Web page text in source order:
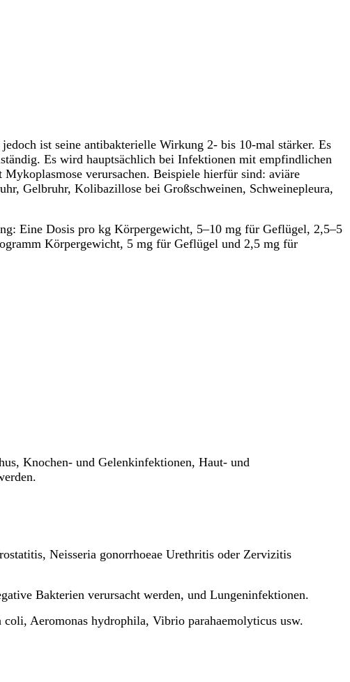
ist seine antibakterielle Wirkung 2- bis 10-mal stärker. Es
Es wird hauptsächlich bei Infektionen mit empfindlichen
verursachen. Beispiele hierfür sind: aviäre
Gelbruhr, Kolibazillose bei Großschweinen, Schweinepleura,
Eine Dosis pro kg Körpergewicht, 5–10 mg für Geflügel, 2,5–5
Körpergewicht, 5 mg für Geflügel und 2,5 mg für
Knochen- und Gelenkinfektionen, Haut- und
Neisseria gonorrhoeae Urethritis oder Zervizitis
Bakterien verursacht werden, und Lungeninfektionen.
Aeromonas hydrophila, Vibrio parahaemolyticus usw.